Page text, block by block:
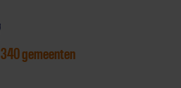
340 gemeenten